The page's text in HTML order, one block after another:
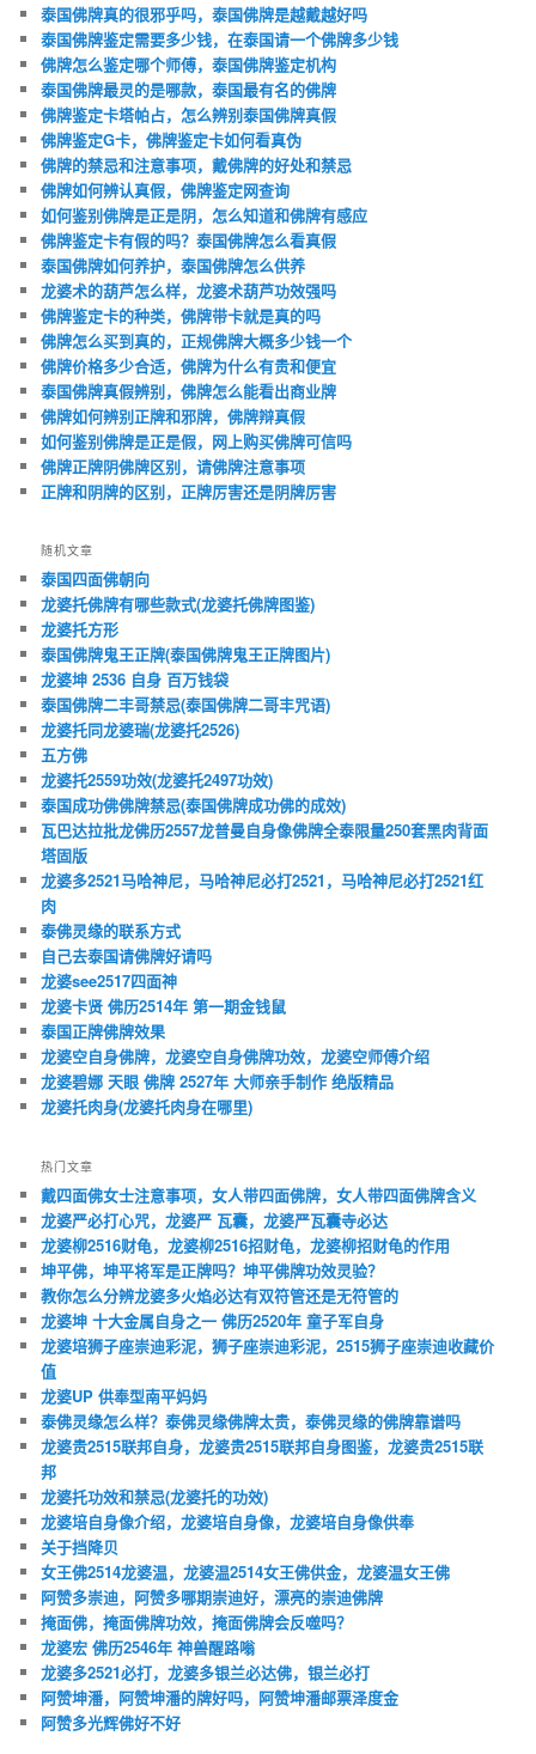
泰国佛牌真的很邪乎吗，泰国佛牌是越戴越好吗
泰国佛牌鉴定需要多少钱，在泰国请一个佛牌多少钱
佛牌怎么鉴定哪个师傅，泰国佛牌鉴定机构
泰国佛牌最灵的是哪款，泰国最有名的佛牌
佛牌鉴定卡塔帕占，怎么辨别泰国佛牌真假
佛牌鉴定G卡，佛牌鉴定卡如何看真伪
佛牌的禁忌和注意事项，戴佛牌的好处和禁忌
佛牌如何辨认真假，佛牌鉴定网查询
如何鉴别佛牌是正是阴，怎么知道和佛牌有感应
佛牌鉴定卡有假的吗？泰国佛牌怎么看真假
泰国佛牌如何养护，泰国佛牌怎么供养
龙婆术的葫芦怎么样，龙婆术葫芦功效强吗
佛牌鉴定卡的种类，佛牌带卡就是真的吗
佛牌怎么买到真的，正规佛牌大概多少钱一个
佛牌价格多少合适，佛牌为什么有贵和便宜
泰国佛牌真假辨别，佛牌怎么能看出商业牌
佛牌如何辨别正牌和邪牌，佛牌辩真假
如何鉴别佛牌是正是假，网上购买佛牌可信吗
佛牌正牌阴佛牌区别，请佛牌注意事项
正牌和阴牌的区别，正牌厉害还是阴牌厉害
随机文章
泰国四面佛朝向
龙婆托佛牌有哪些款式(龙婆托佛牌图鉴)
龙婆托方形
泰国佛牌鬼王正牌(泰国佛牌鬼王正牌图片)
龙婆坤 2536 自身 百万钱袋
泰国佛牌二丰哥禁忌(泰国佛牌二哥丰咒语)
龙婆托同龙婆瑞(龙婆托2526)
五方佛
龙婆托2559功效(龙婆托2497功效)
泰国成功佛佛牌禁忌(泰国佛牌成功佛的成效)
瓦巴达拉批龙佛历2557龙普曼自身像佛牌全泰限量250套黑肉背面
塔固版
龙婆多2521马哈神尼，马哈神尼必打2521，马哈神尼必打2521红
肉
泰佛灵缘的联系方式
自己去泰国请佛牌好请吗
龙婆see2517四面神
龙婆卡贤 佛历2514年 第一期金钱鼠
泰国正牌佛牌效果
龙婆空自身佛牌，龙婆空自身佛牌功效，龙婆空师傅介绍
龙婆碧娜 天眼 佛牌 2527年 大师亲手制作 绝版精品
龙婆托肉身(龙婆托肉身在哪里)
热门文章
戴四面佛女士注意事项，女人带四面佛牌，女人带四面佛牌含义
龙婆严必打心咒，龙婆严 瓦囊，龙婆严瓦囊寺必达
龙婆柳2516财龟，龙婆柳2516招财龟，龙婆柳招财龟的作用
坤平佛，坤平将军是正牌吗？坤平佛牌功效灵验？
教你怎么分辨龙婆多火焰必达有双符管还是无符管的
龙婆坤 十大金属自身之一 佛历2520年 童子军自身
龙婆培狮子座崇迪彩泥，狮子座崇迪彩泥，2515狮子座崇迪收藏价
值
龙婆UP 供奉型南平妈妈
泰佛灵缘怎么样？泰佛灵缘佛牌太贵，泰佛灵缘的佛牌靠谱吗
龙婆贵2515联邦自身，龙婆贵2515联邦自身图鉴，龙婆贵2515联
邦
龙婆托功效和禁忌(龙婆托的功效)
龙婆培自身像介绍，龙婆培自身像，龙婆培自身像供奉
关于挡降贝
女王佛2514龙婆温，龙婆温2514女王佛供金，龙婆温女王佛
阿赞多崇迪，阿赞多哪期崇迪好，漂亮的崇迪佛牌
掩面佛，掩面佛牌功效，掩面佛牌会反噬吗？
龙婆宏 佛历2546年 神兽醒路嗡
龙婆多2521必打，龙婆多银兰必达佛，银兰必打
阿赞坤潘，阿赞坤潘的牌好吗，阿赞坤潘邮票泽度金
阿赞多光辉佛好不好